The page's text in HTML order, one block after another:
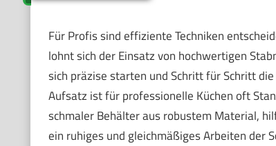
Für Profis sind effiziente Techniken
lohnt sich der Einsatz von hochwertigen
sich präzise starten und Schritt für Schritt
Aufsatz ist für professionelle Küchen oft
schmaler Behälter aus robustem Material,
ein ruhiges und gleichmäßiges Arbeiten der